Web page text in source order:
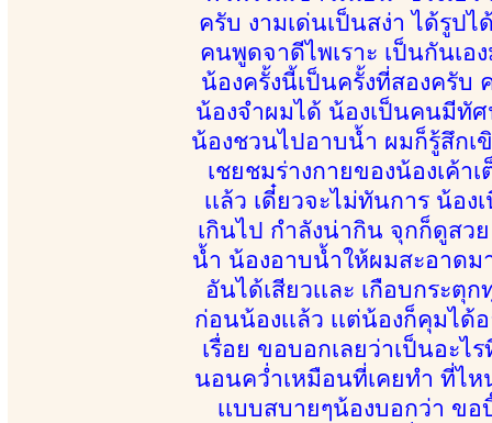
ครับ งามเด่นเป็นสง่า ได้รูป
คนพูดจาดีไพเราะ เป็นกันเอ
น้องครั้งนี้เป็นครั้งที่สองครับ
น้องจำผมได้ น้องเป็นคนมีทั
น้องชวนไปอาบน้ำ ผมก็รู้สึกเ
เชยชมร่างกายของน้องเค้า
เเล้ว เดี๋ยวจะไม่ทันการ น้อ
เกินไป กำลังน่ากิน จุกก็ดูสว
น้ำ น้องอาบน้ำให้ผมสะอาดม
อันได้เสียวเเละ เกือบกระตุ
ก่อนน้องเเล้ว เเต่น้องก็คุมไ
เรื่อย ขอบอกเลยว่าเป็นอะไ
นอนคว่ำเหมือนที่เคยทำ ที่ไห
เเบบสบายๆน้องบอกว่า ข